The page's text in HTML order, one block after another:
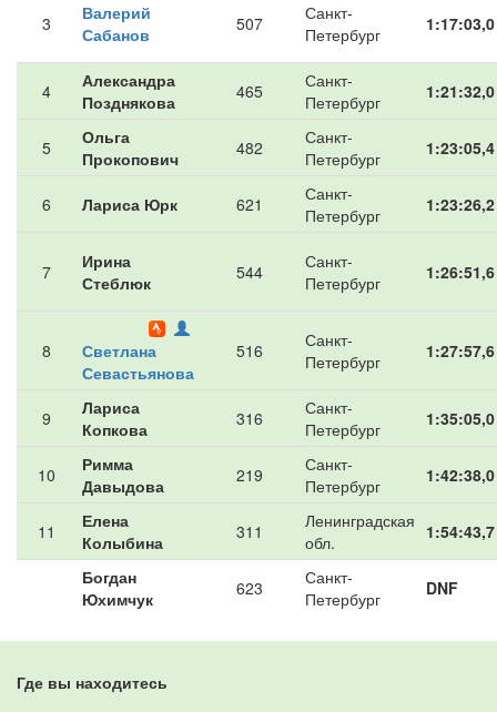
3
Валерий
Сабанов
507
Санкт-
Петербург
1:17:03,0
4
Александра
Позднякова
465
Санкт-
Петербург
1:21:32,0
5
Ольга
Прокопович
482
Санкт-
Петербург
1:23:05,4
6 Лариса Юрк 621
Санкт-
Петербург
1:23:26,2
7
Ирина
Стеблюк
544
Санкт-
Петербург
1:26:51,6
8
Светлана
Севастьянова
516
Санкт-
Петербург
1:27:57,6
9
Лариса
Копкова
316
Санкт-
Петербург
1:35:05,0
10
Римма
Давыдова
219
Санкт-
Петербург
1:42:38,0
11
Елена
Колыбина
311
Ленинградская
обл.
1:54:43,7
Богдан
Юхимчук
623
Санкт-
Петербург
DNF
Где вы находитесь